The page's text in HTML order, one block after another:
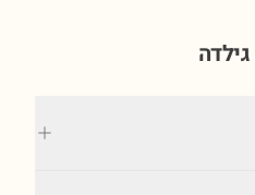
גילדה